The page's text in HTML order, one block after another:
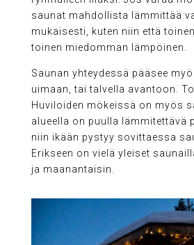
saunat mahdollista lämmittää
mukaisesti, kuten niin että
toinen miedomman lämpöinen.
Saunan yhteydessä pääsee
uimaan, tai talvella avantoon.
Huviloiden mökeissä on myös
alueella on puulla lämmitettävä
niin ikään pystyy sovittaessa
Erikseen on vielä yleiset
ja maanantaisin.